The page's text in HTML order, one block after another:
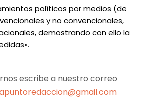
políticos por medios (de
y no convencionales,
demostrando con ello la
escribe a nuestro correo